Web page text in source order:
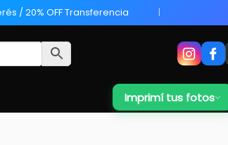
/ 20% OFF Transferencia
Imprimí tus fotos